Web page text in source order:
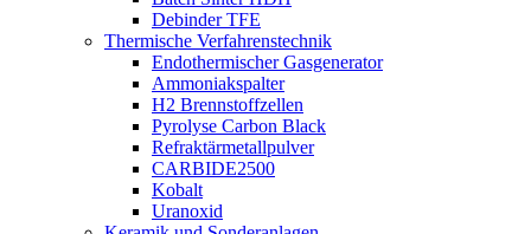
Debinder TFE
Thermische Verfahrenstechnik
Endothermischer Gasgenerator
Ammoniakspalter
H2 Brennstoffzellen
Pyrolyse Carbon Black
Refraktärmetallpulver
CARBIDE2500
Kobalt
Uranoxid